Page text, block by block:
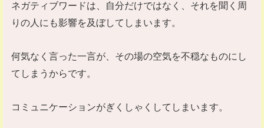
ネガティブワードは、自分だけではなく、それを聞く周
りの人にも影響を及ぼしてしまいます。
何気なく言った一言が、その場の空気を不穏なものにし
てしまうからです。
コミュニケーションがぎくしゃくしてしまいます。